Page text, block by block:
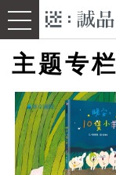
主题专栏